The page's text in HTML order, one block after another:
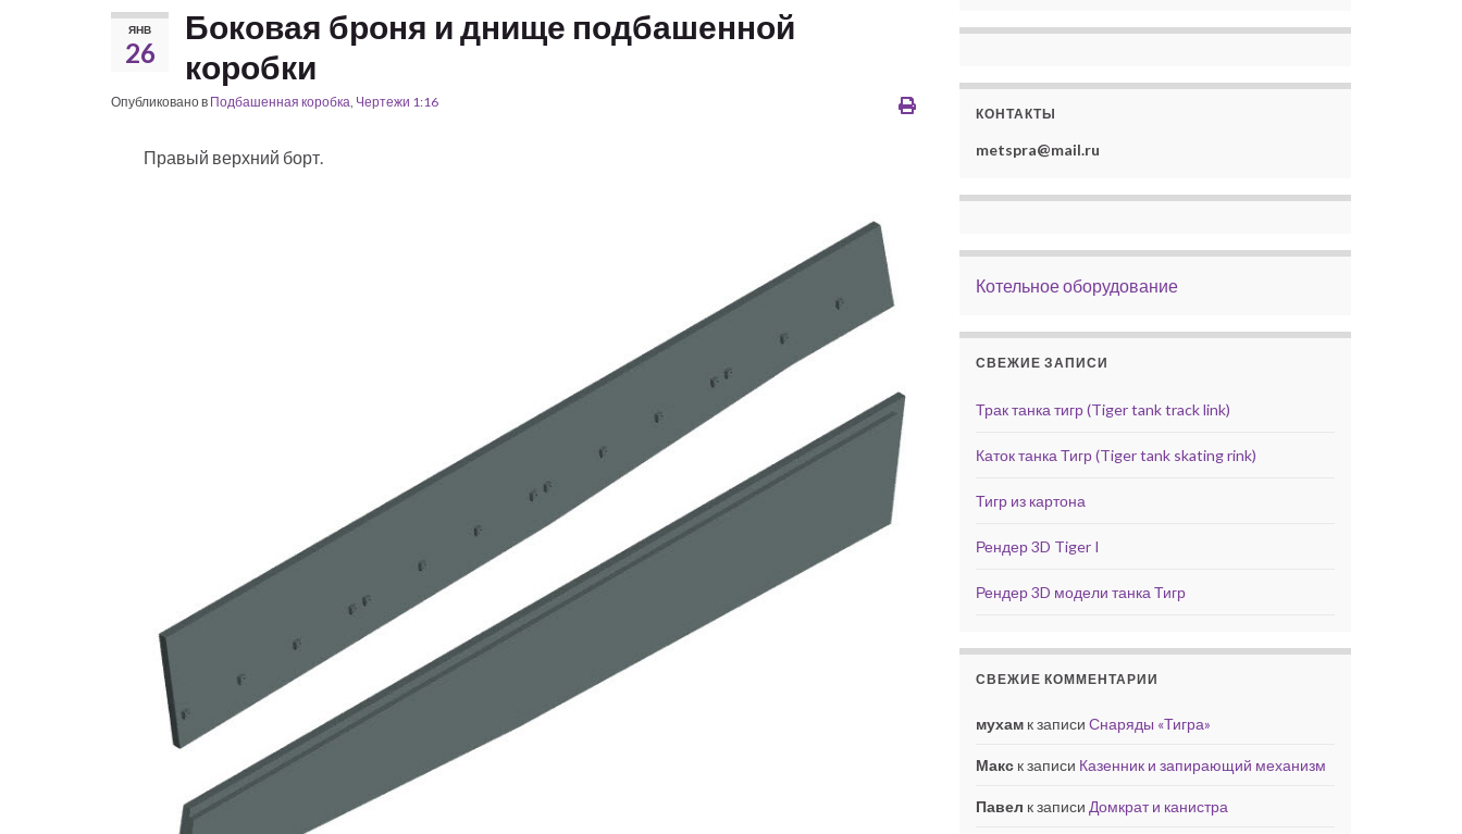
ЯНВ
26
Боковая броня и днище подбашенной
коробки
Опубликовано в Подбашенная коробка, Чертежи 1:16
Правый верхний борт.
КОНТАКТЫ
metspra@mail.ru
Котельное оборудование
СВЕЖИЕ ЗАПИСИ
Трак танка тигр (Tiger tank track link)
Каток танка Тигр (Tiger tank skating rink)
Тигр из картона
Рендер 3D Tiger I
Рендер 3D модели танка Тигр
СВЕЖИЕ КОММЕНТАРИИ
мухам к записи Снаряды «Тигра»
Макс к записи Казенник и запирающий механизм
Павел к записи Домкрат и канистра